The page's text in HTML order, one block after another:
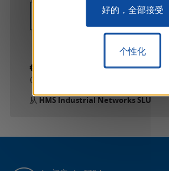
Intesis-DALI Device
通过 HMS Industrial
Networks SLU
€0.00
从HMS Industrial Networks SLU
好的，全部接受
个性化